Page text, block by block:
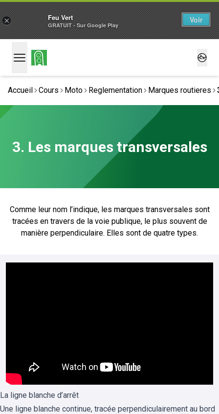
Accueil Cours Moto Reglementation Marques routieres
3. Les marques transversales
Comme leur nom l’indique, les marques transversales sont
tracées en travers de la voie publique, le plus souvent de
manière perpendiculaire. Elles sont de quatre types.
La ligne blanche d’arrêt
Une ligne blanche continue, tracée perpendiculairement au bord
× Feu Vert
GRATUIT - Sur Google Play
Voir